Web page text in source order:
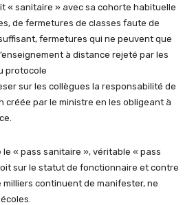
« sanitaire » avec sa cohorte habituelle
de fermetures de classes faute de
fermetures qui ne peuvent que
à distance rejeté par les
protocole
sur les collègues la responsabilité de
créée par le ministre en les obligeant à
« pass sanitaire », véritable « pass
sur le statut de fonctionnaire et contre
continuent de manifester, ne